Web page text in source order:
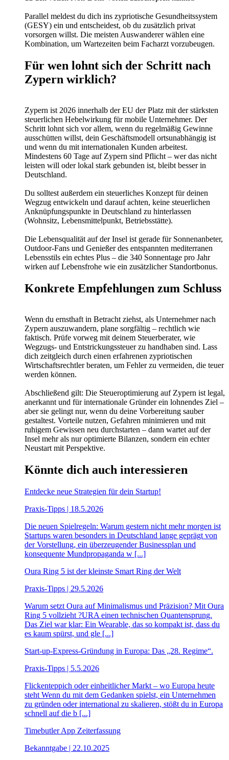
Parallel meldest du dich ins zypriotische Gesundheitssystem
(GESY) ein und entscheidest, ob du zusätzlich privat
vorsorgen willst. Die meisten Auswanderer wählen eine
Kombination, um Wartezeiten beim Facharzt vorzubeugen.
Für wen lohnt sich der Schritt nach
Zypern wirklich?
Zypern ist 2026 innerhalb der EU der Platz mit der stärksten
steuerlichen Hebelwirkung für mobile Unternehmer. Der
Schritt lohnt sich vor allem, wenn du regelmäßig Gewinne
ausschütten willst, dein Geschäftsmodell ortsunabhängig ist
und wenn du mit internationalen Kunden arbeitest.
Mindestens 60 Tage auf Zypern sind Pflicht – wer das nicht
leisten will oder lokal stark gebunden ist, bleibt besser in
Deutschland.
Du solltest außerdem ein steuerliches Konzept für deinen
Wegzug entwickeln und darauf achten, keine steuerlichen
Anknüpfungspunkte in Deutschland zu hinterlassen
(Wohnsitz, Lebensmittelpunkt, Betriebsstätte).
Die Lebensqualität auf der Insel ist gerade für Sonnenanbeter,
Outdoor-Fans und Genießer des entspannten mediterranen
Lebensstils ein echtes Plus – die 340 Sonnentage pro Jahr
wirken auf Lebensfrohe wie ein zusätzlicher Standortbonus.
Konkrete Empfehlungen zum Schluss
Wenn du ernsthaft in Betracht ziehst, als Unternehmer nach
Zypern auszuwandern, plane sorgfältig – rechtlich wie
faktisch. Prüfe vorweg mit deinem Steuerberater, wie
Wegzugs- und Entstrickungssteuer zu handhaben sind. Lass
dich zeitgleich durch einen erfahrenen zypriotischen
Wirtschaftsrechtler beraten, um Fehler zu vermeiden, die teuer
werden können.
Abschließend gilt: Die Steueroptimierung auf Zypern ist legal,
anerkannt und für internationale Gründer ein lohnendes Ziel –
aber sie gelingt nur, wenn du deine Vorbereitung sauber
gestaltest. Vorteile nutzen, Gefahren minimieren und mit
ruhigem Gewissen neu durchstarten – dann wartet auf der
Insel mehr als nur optimierte Bilanzen, sondern ein echter
Neustart mit Perspektive.
Könnte dich auch interessieren
Entdecke neue Strategien für dein Startup!
Praxis-Tipps | 18.5.2026
Die neuen Spielregeln: Warum gestern nicht mehr morgen ist
Startups waren besonders in Deutschland lange geprägt von
der Vorstellung, ein überzeugender Businessplan und
konsequente Mundpropaganda w [...]
Oura Ring 5 ist der kleinste Smart Ring der Welt
Praxis-Tipps | 29.5.2026
Warum setzt Oura auf Minimalismus und Präzision? Mit Oura
Ring 5 vollzieht ?URA einen technischen Quantensprung.
Das Ziel war klar: Ein Wearable, das so kompakt ist, dass du
es kaum spürst, und gle [...]
Start-up-Express-Gründung in Europa: Das „28. Regime“.
Praxis-Tipps | 5.5.2026
Flickenteppich oder einheitlicher Markt – wo Europa heute
steht Wenn du mit dem Gedanken spielst, ein Unternehmen
zu gründen oder international zu skalieren, stößt du in Europa
schnell auf die b [...]
Timebutler App Zeiterfassung
Bekanntgabe | 22.10.2025